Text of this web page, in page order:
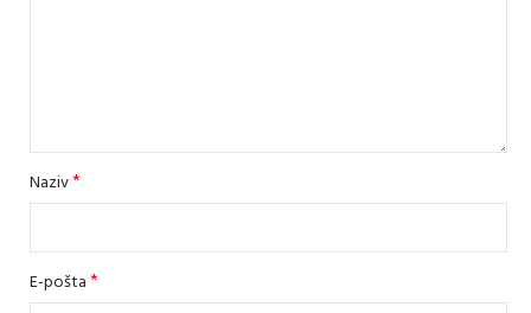
Naziv*
E-pošta*